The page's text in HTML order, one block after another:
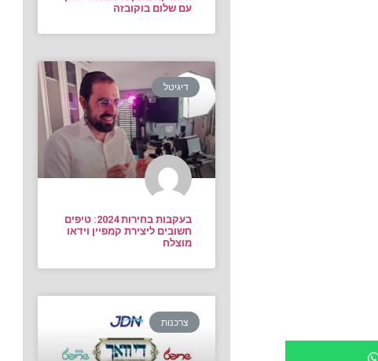
עם שלום בוקובזה
דיגיטל
בעקבות בחירות 2024: טיפים
חשובים ליצירת קמפיין וידאו
מוצלח
צרכנות